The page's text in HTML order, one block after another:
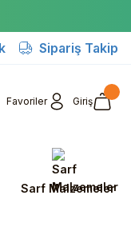
Sipariş Takip
Favoriler Giriş
Sarf Malzemeler